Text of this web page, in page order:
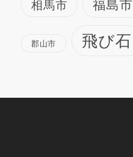
相馬市 福島市
郡山市 飛び石